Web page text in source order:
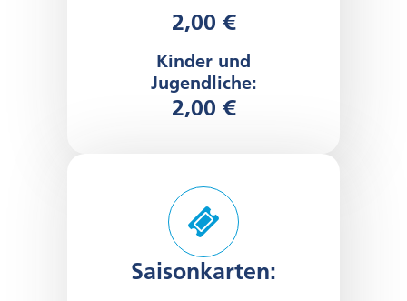
2,00 €
Kinder und
Jugendliche:
2,00 €
Saisonkarten: